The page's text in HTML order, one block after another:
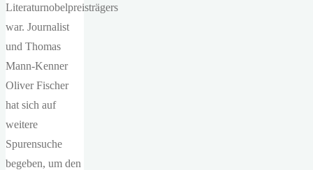
Literaturnobelpreisträgers
war. Journalist
und Thomas
Mann-Kenner
Oliver Fischer
hat sich auf
weitere
Spurensuche
begeben, um den